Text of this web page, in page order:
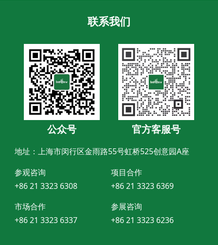
联系我们
公众号 官方客服号
地址：上海市闵行区金雨路55号虹桥525创意园A座
参观咨询
+86 21 3323 6308
项目合作
+86 21 3323 6369
市场合作
+86 21 3323 6337
参展咨询
+86 21 3323 6236